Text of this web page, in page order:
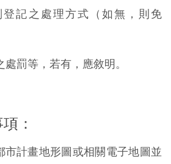
登記之處理方式（如無，則免
罰等，若有，應敘明。
：
市計畫地形圖或相關電子地圖並